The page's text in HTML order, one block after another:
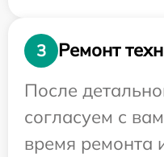
3
Ремонт
После
согласуем с
время ремонта